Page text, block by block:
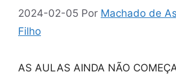
2024-02-05 Por Machado de
Filho
AS AULAS AINDA NÃO